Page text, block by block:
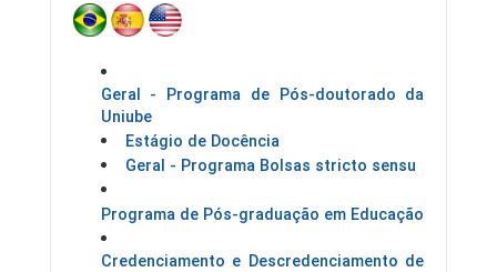
Processos Seletivos
Estrutura Curricular
Geral - Programa de Pós-doutorado da
Uniube
Estágio de Docência
Geral - Programa Bolsas stricto sensu
Programa de Pós-graduação em Educação
Credenciamento e Descredenciamento de